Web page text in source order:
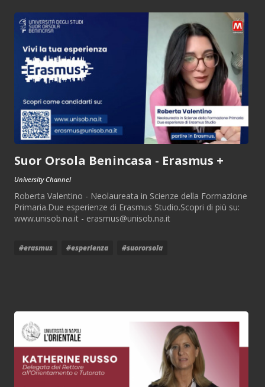
Suor Orsola Benincasa - Erasmus +
University Channel
Roberta Valentino - Neolaureata in Scienze della Formazione
Primaria.Due esperienze di Erasmus Studio.Scopri di più su:
www.unisob.na.it - erasmus@unisob.na.it
#erasmus #esperienza #suororsola